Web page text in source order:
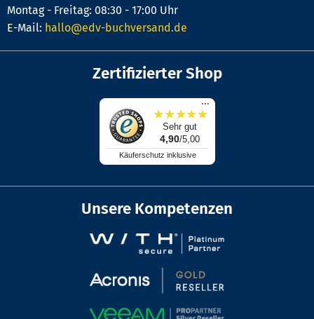
Montag - Freitag: 08:30 - 17:00 Uhr
E-Mail: hallo@edv-buchversand.de
Zertifizierter Shop
...
★★★★★
Sehr gut
4,90/5,00
Käuferschutz inklusive
Unsere Kompetenzen